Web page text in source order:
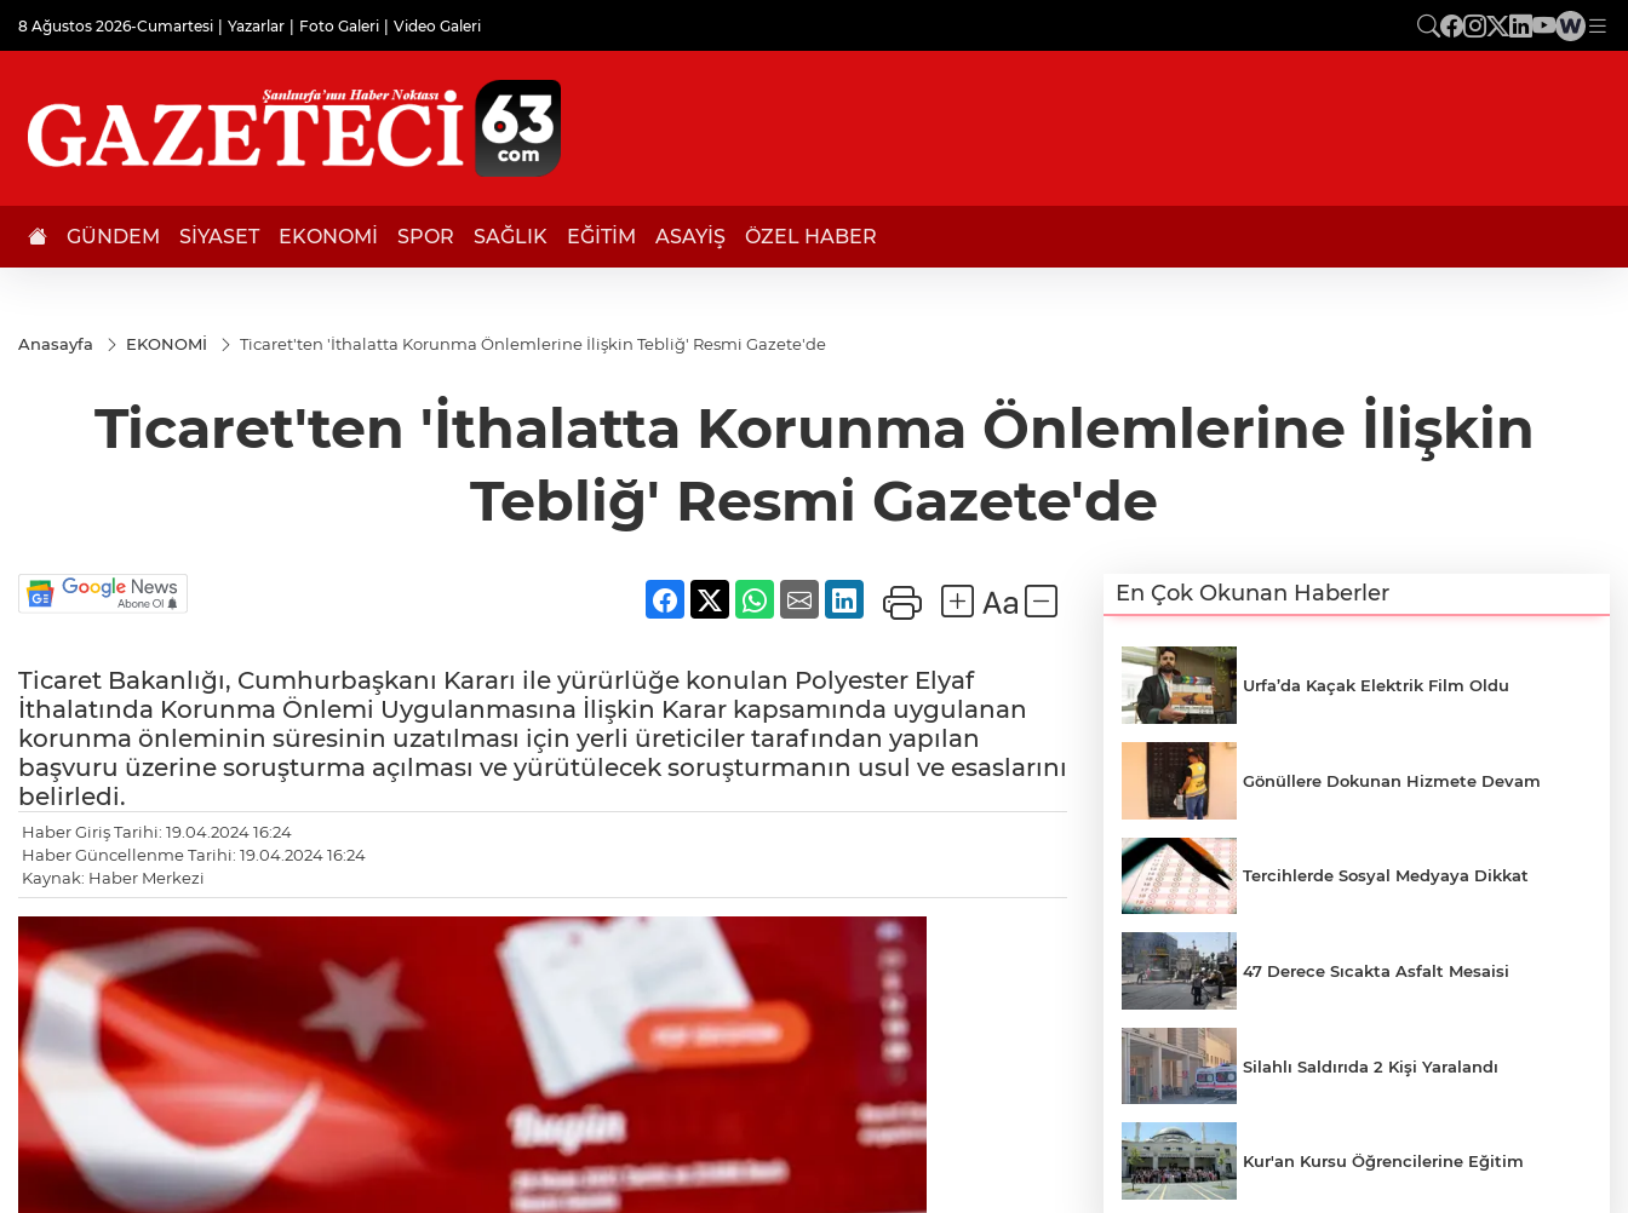
8 Ağustos 2026-Cumartesi Yazarlar Foto Galeri Video Galeri
GÜNDEM SİYASET EKONOMİ SPOR SAĞLIK EĞİTİM ASAYİŞ ÖZEL HABER
Anasayfa EKONOMİ Ticaret'ten 'İthalatta Korunma Önlemlerine İlişkin Tebliğ' Resmi Gazete'de
Ticaret'ten 'İthalatta Korunma Önlemlerine İlişkin
Tebliğ' Resmi Gazete'de
Ticaret Bakanlığı, Cumhurbaşkanı Kararı ile yürürlüğe konulan Polyester Elyaf
İthalatında Korunma Önlemi Uygulanmasına İlişkin Karar kapsamında uygulanan
korunma önleminin süresinin uzatılması için yerli üreticiler tarafından yapılan
başvuru üzerine soruşturma açılması ve yürütülecek soruşturmanın usul ve esaslarını
belirledi.
Haber Giriş Tarihi: 19.04.2024 16:24
Haber Güncellenme Tarihi: 19.04.2024 16:24
Kaynak: Haber Merkezi
En Çok Okunan Haberler
Urfa’da Kaçak Elektrik Film Oldu
Gönüllere Dokunan Hizmete Devam
Tercihlerde Sosyal Medyaya Dikkat
47 Derece Sıcakta Asfalt Mesaisi
Silahlı Saldırıda 2 Kişi Yaralandı
Kur'an Kursu Öğrencilerine Eğitim